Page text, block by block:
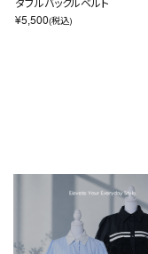
ダブルバックルベルト
¥5,500(税込)